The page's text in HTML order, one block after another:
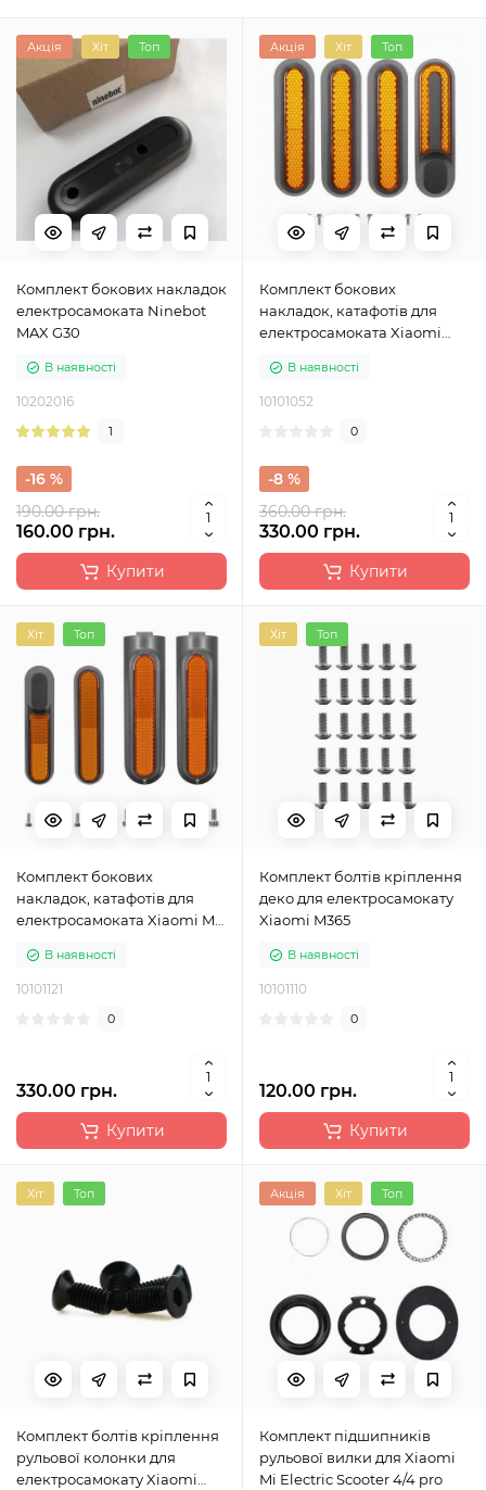
Акція Хіт Топ
Комплект бокових накладок
електросамоката Ninebot
MAX G30
В наявності
10202016
1
190.00 грн.
-16 %
160.00 грн.
Купити
Акція Хіт Топ
Комплект бокових
накладок, катафотів для
електросамоката Xiaomi
В наявності
10101052
0
360.00 грн.
-8 %
330.00 грн.
Купити
Хіт Топ
Комплект бокових
накладок, катафотів для
електросамоката Xiaomi Mi
В наявності
10101121
0
330.00 грн.
Купити
Хіт Топ
Комплект болтів кріплення
деко для електросамокату
Xiaomi M365
В наявності
10101110
0
120.00 грн.
Купити
Хіт Топ
Комплект болтів кріплення
рульової колонки для
електросамокату Xiaomi
Акція Хіт Топ
Комплект підшипників
рульової вилки для Xiaomi
Mi Electric Scooter 4/4 pro